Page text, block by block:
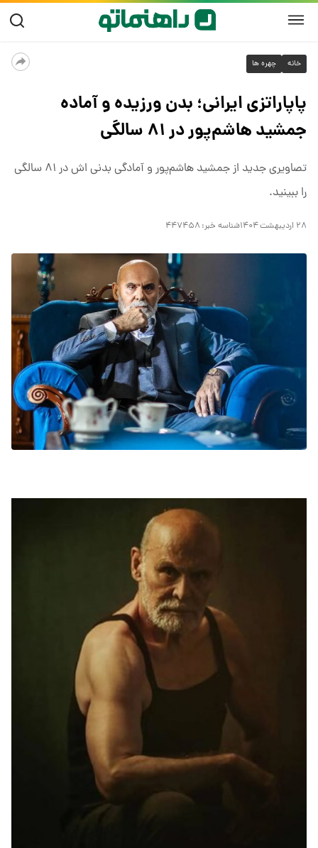
خانه چهره ها
پاپاراتزی ایرانی؛ بدن ورزیده و آماده
جمشید هاشم‌پور در ۸۱ سالگی
تصاویری جدید از جمشید هاشم‌پور و آمادگی بدنی اش در ۸۱ سالگی
را ببینید.
۲۸ اردیبهشت ۱۴۰۴ شناسه خبر: ۴۴۷۴۵۸